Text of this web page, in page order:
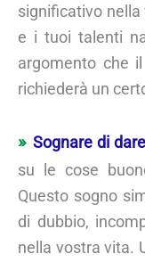
significativo
e i tuoi talenti
argomento che
richiederà un
Sognare di
su le cose
Questo sogno
di dubbio,
nella vostra vita.